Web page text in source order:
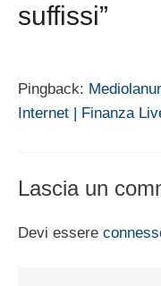
suffissi”
Pingback:
Internet | Finanza
Lascia un
Devi essere